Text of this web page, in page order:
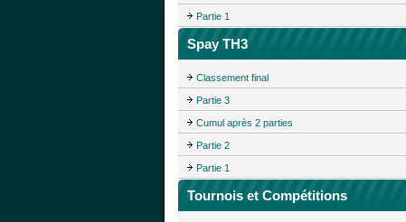
Partie 1
Spay TH3
Classement final
Partie 3
Cumul après 2 parties
Partie 2
Partie 1
Tournois et Compétitions